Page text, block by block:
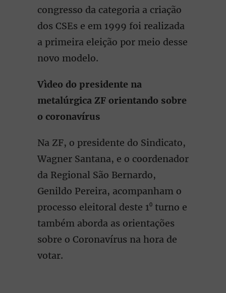
congresso da categoria a criação
dos CSEs e em 1999 foi realizada
a primeira eleição por meio desse
novo modelo.
Vìdeo do presidente na
metalúrgica ZF orientando sobre
o coronavírus
Na ZF, o presidente do Sindicato,
Wagner Santana, e o coordenador
da Regional São Bernardo,
Genildo Pereira, acompanham o
processo eleitoral deste 1⁰ turno e
também aborda as orientações
sobre o Coronavírus na hora de
votar.